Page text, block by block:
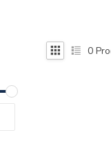
disponible.
Appuyez
0